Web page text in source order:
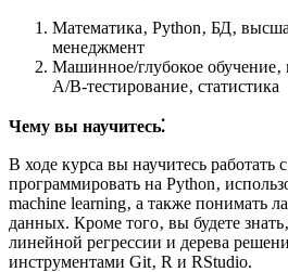
Математика‚ Python‚ БД‚
менеджмент
Машинное/глубокое обучение‚
А/В-тестирование‚ статистика
Чему вы научитесь⁚
В ходе курса вы научитесь работать
программировать на Python‚
machine learning‚ а также понимать
данных.​ Кроме того‚ вы будете
линейной регрессии и дерева
инструментами Git‚ R и RStudio.